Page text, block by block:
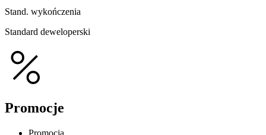
Stand. wykończenia
Standard deweloperski
Promocje